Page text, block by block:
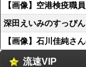
【画像】空港検疫職
深田えいみのすっぴ
【画像】石川佳純さ
流速VIP